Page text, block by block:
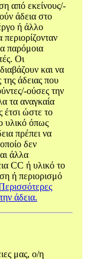
από εκείνους/-
άδεια στο
ή άλλο
παρόμοια
Οι
και να
της άδειας που
ούσες την
τα αναγκαία
έτσι ώστε το
υλικό όπως
πρέπει να
δεν
άλλα
CC ή υλικό το
ή περιορισμό
άδεια.
μας, ο/η